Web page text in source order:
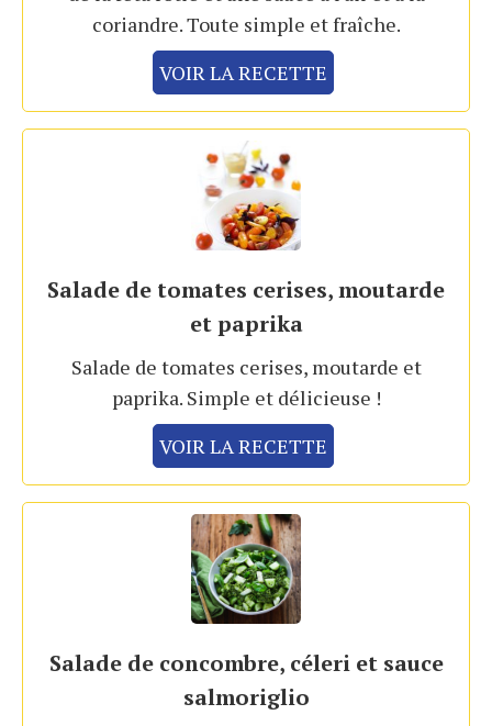
coriandre. Toute simple et fraîche.
VOIR LA RECETTE
Salade de tomates cerises, moutarde
et paprika
Salade de tomates cerises, moutarde et
paprika. Simple et délicieuse !
VOIR LA RECETTE
Salade de concombre, céleri et sauce
salmoriglio